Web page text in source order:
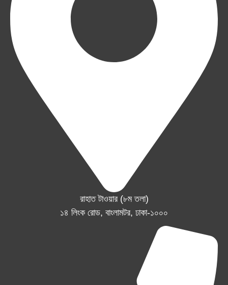
রাহাত টাওয়ার (৮ম তলা)
১৪ লিংক রোড, বাংলামটর, ঢাকা-১০০০